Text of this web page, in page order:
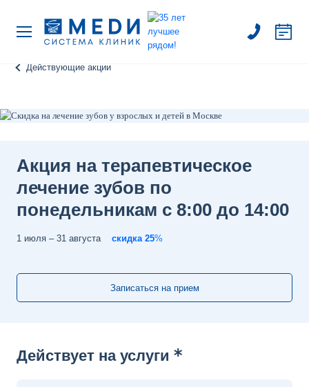
Действующие акции
Акция на терапевтическое
лечение зубов по
понедельникам c 8:00 до 14:00
1 июля – 31 августа скидка 25%
Записаться на прием
Действует на услуги *